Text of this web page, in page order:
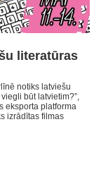
literatūras
notiks latviešu
būt latvietim?”,
eksporta platforma
izrādītas filmas